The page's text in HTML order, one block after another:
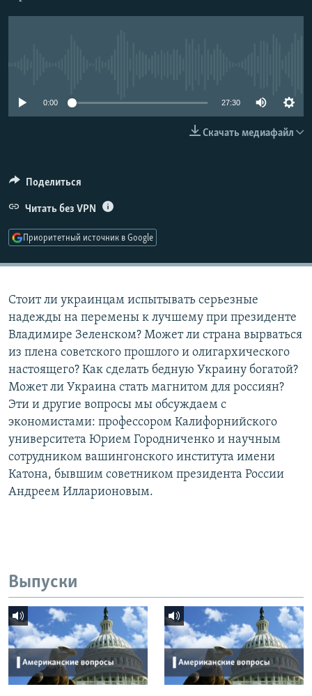
РАСПИСАНИЕ ВЕЩАНИЯ
0:00 27:30
Скачать медиафайл
Поделиться
Читать без VPN
Приоритетный источник в Google
Стоит ли украинцам испытывать серьезные
надежды на перемены к лучшему при президенте
Владимире Зеленском? Может ли страна вырваться
из плена советского прошлого и олигархического
настоящего? Как сделать бедную Украину богатой?
Может ли Украина стать магнитом для россиян?
Эти и другие вопросы мы обсуждаем с
экономистами: профессором Калифорнийского
университета Юрием Городниченко и научным
сотрудником вашингонского института имени
Катона, бывшим советником президента России
Андреем Илларионовым.
Выпуски